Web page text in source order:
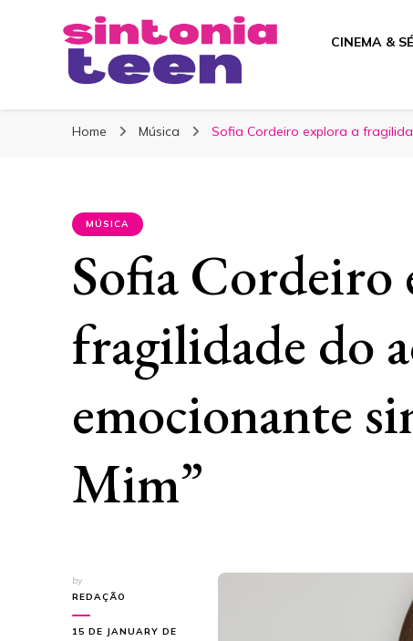
Sintonia Teen
CINEMA &
Home Música Sofia Cordeiro explora a
MÚSICA
Sofia Cordeiro
fragilidade do
emocionante
Mim”
by
REDAÇÃO
15 DE JANUARY DE